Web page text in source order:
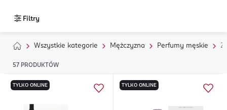
Filtry
Wszystkie kategorie Mężczyzna Perfumy męskie
57 PRODUKTÓW
TYLKO ONLINE TYLKO ONLINE